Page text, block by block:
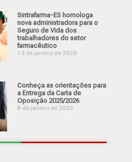
Sintrafarma-ES homologa
nova administradora para o
Seguro de Vida dos
trabalhadores do setor
farmacêutico
13 de janeiro de 2026
Conheça as orientações para
a Entrega da Carta de
Oposição 2025/2026
8 de janeiro de 2026